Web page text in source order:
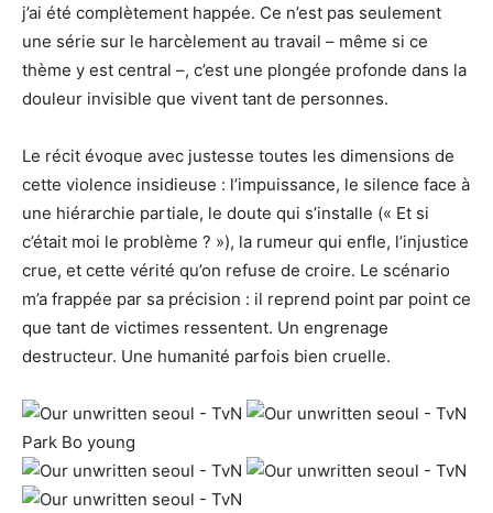
j’ai été complètement happée. Ce n’est pas seulement
une série sur le harcèlement au travail – même si ce
thème y est central –, c’est une plongée profonde dans la
douleur invisible que vivent tant de personnes.
Le récit évoque avec justesse toutes les dimensions de
cette violence insidieuse : l’impuissance, le silence face à
une hiérarchie partiale, le doute qui s’installe (« Et si
c’était moi le problème ? »), la rumeur qui enfle, l’injustice
crue, et cette vérité qu’on refuse de croire. Le scénario
m’a frappée par sa précision : il reprend point par point ce
que tant de victimes ressentent. Un engrenage
destructeur. Une humanité parfois bien cruelle.